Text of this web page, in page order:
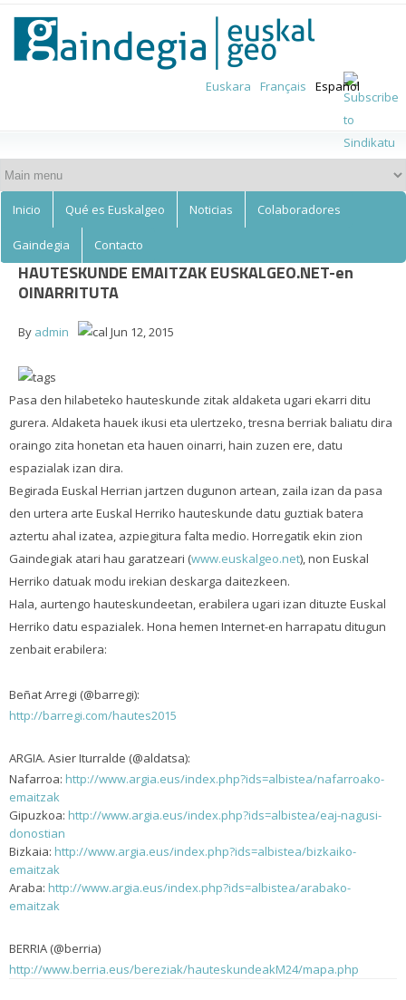
main
content
Euskalgeo
Euskara Français Español
Inicio Qué es Euskalgeo Noticias Colaboradores
Gaindegia Contacto
HAUTESKUNDE EMAITZAK EUSKALGEO.NET-en
OINARRITUTA
By admin Jun 12, 2015
Pasa den hilabeteko hauteskunde zitak aldaketa ugari ekarri ditu
gurera. Aldaketa hauek ikusi eta ulertzeko, tresna berriak baliatu dira
oraingo zita honetan eta hauen oinarri, hain zuzen ere, datu
espazialak izan dira.
Begirada Euskal Herrian jartzen dugunon artean, zaila izan da pasa
den urtera arte Euskal Herriko hauteskunde datu guztiak batera
aztertu ahal izatea, azpiegitura falta medio. Horregatik ekin zion
Gaindegiak atari hau garatzeari (www.euskalgeo.net), non Euskal
Herriko datuak modu irekian deskarga daitezkeen.
Hala, aurtengo hauteskundeetan, erabilera ugari izan dituzte Euskal
Herriko datu espazialek. Hona hemen Internet-en harrapatu ditugun
zenbait erabilera:
Beñat Arregi (@barregi):
http://barregi.com/hautes2015
ARGIA. Asier Iturralde (@aldatsa):
Nafarroa: http://www.argia.eus/index.php?ids=albistea/nafarroako-
emaitzak
Gipuzkoa: http://www.argia.eus/index.php?ids=albistea/eaj-nagusi-
donostian
Bizkaia: http://www.argia.eus/index.php?ids=albistea/bizkaiko-
emaitzak
Araba: http://www.argia.eus/index.php?ids=albistea/arabako-
emaitzak
BERRIA (@berria)
http://www.berria.eus/bereziak/hauteskundeakM24/mapa.php